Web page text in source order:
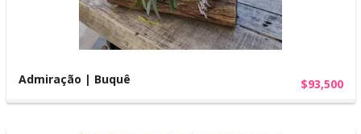
Admiração | Buquê $93,500